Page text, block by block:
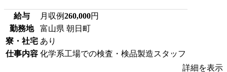
給与 月収例260,000円
勤務地
富山県 朝日町
寮・社宅 あり
仕事内容 化学系工場での検査・検品製造スタッフ
詳細を表示